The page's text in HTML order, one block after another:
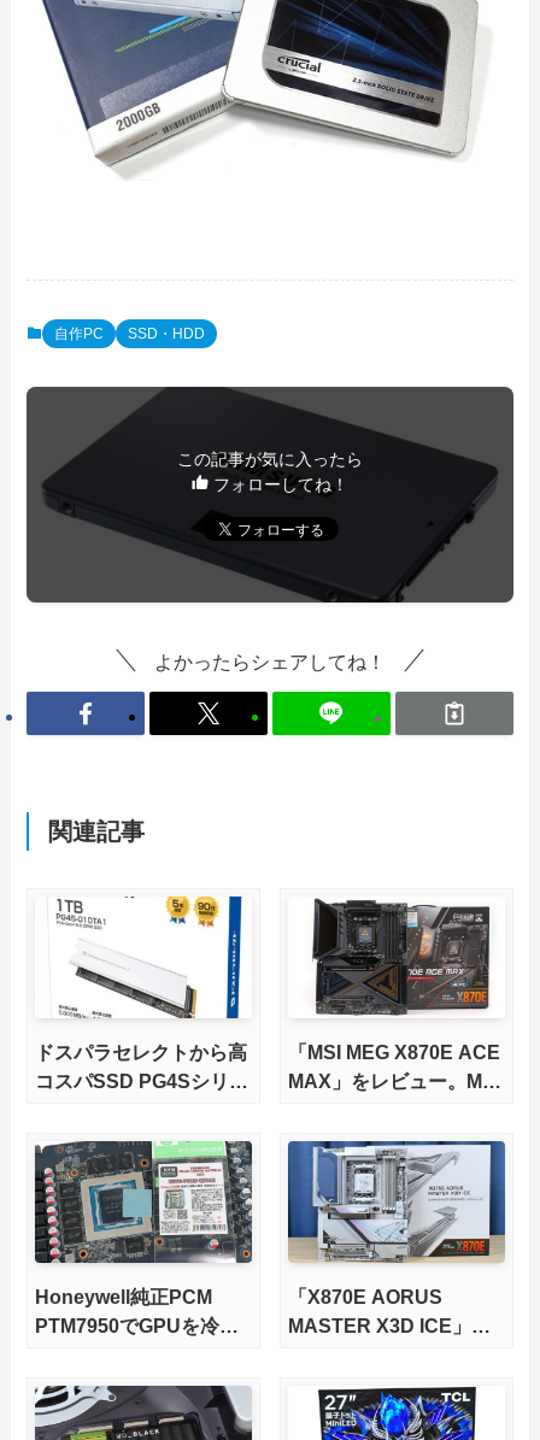
自作PC SSD・HDD
この記事が気に入ったら
フォローしてね！
よかったらシェアしてね！
関連記事
ドスパラセレクトから高
コスパSSD PG4Sシリー
「MSI MEG X870E ACE
MAX」をレビュー。M.2
版X870Eマザーボードを
徹底検証
Honeywell純正PCM
PTM7950でGPUを冷や
「X870E AORUS
MASTER X3D ICE」を
さらに高速にする完全版
X870Eマザーボードを徹